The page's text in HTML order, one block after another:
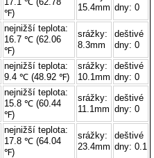
℉)
15.4mm dny: 0
nejnižší teplota:
16.7 ℃ (62.06
℉)
srážky:
8.3mm
deštivé
dny: 0
nejnižší teplota:
9.4 ℃ (48.92 ℉)
srážky:
10.1mm
deštivé
dny: 0
nejnižší teplota:
15.8 ℃ (60.44
℉)
srážky:
11.1mm
deštivé
dny: 0
nejnižší teplota:
17.8 ℃ (64.04
℉)
srážky:
23.4mm
deštivé
dny: 0.1